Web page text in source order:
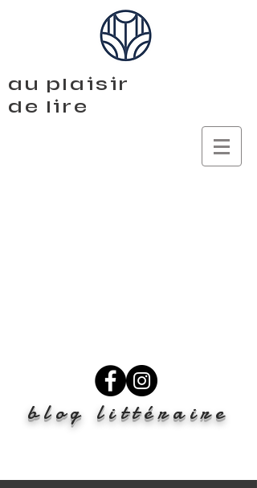
au plaisir
de lire
blog littéraire